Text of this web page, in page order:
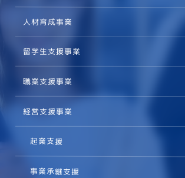
人材育成事業
留学生支援事業
職業支援事業
経営支援事業
起業支援
事業承継支援